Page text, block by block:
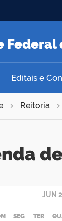
Federal
Editais e
Reitoria
JUN
SEG TER